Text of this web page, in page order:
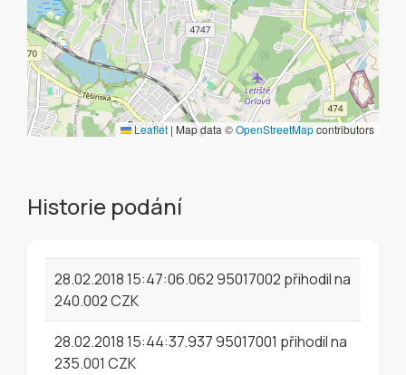
Leaflet | Map data ©OpenStreetMapcontributors
Historie podání
28.02.2018 15:47:06.062 95017002 přihodil na
240.002 CZK
28.02.2018 15:44:37.937 95017001 přihodil na
235.001 CZK